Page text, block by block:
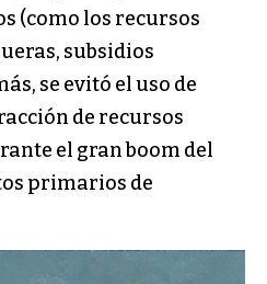
(como los recursos
subsidios
se evitó el uso de
de recursos
el gran boom del
primarios de